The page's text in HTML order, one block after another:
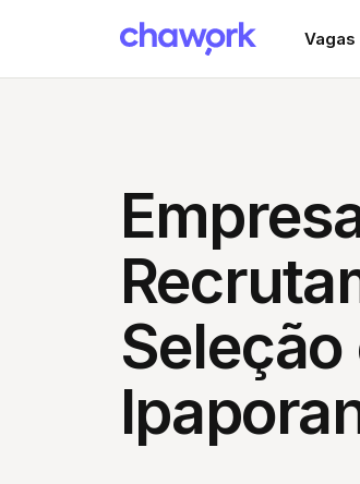
Seleção